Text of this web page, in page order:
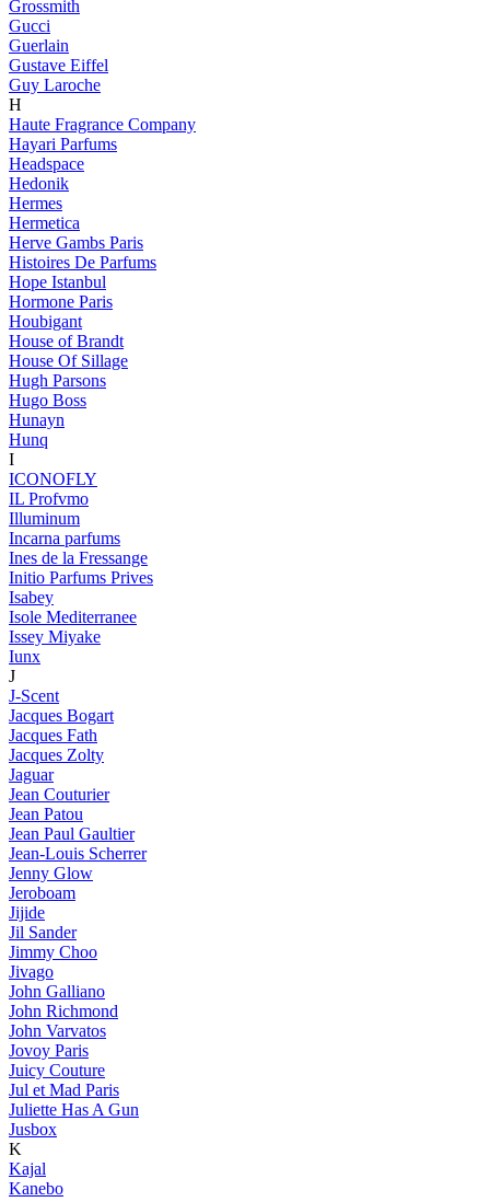
Grossmith
Gucci
Guerlain
Gustave Eiffel
Guy Laroche
H
Haute Fragrance Company
Hayari Parfums
Headspace
Hedonik
Hermes
Hermetica
Herve Gambs Paris
Histoires De Parfums
Hope Istanbul
Hormone Paris
Houbigant
House of Brandt
House Of Sillage
Hugh Parsons
Hugo Boss
Hunayn
Hunq
I
ICONOFLY
IL Profvmo
Illuminum
Incarna parfums
Ines de la Fressange
Initio Parfums Prives
Isabey
Isole Mediterranee
Issey Miyake
Iunx
J
J-Scent
Jacques Bogart
Jacques Fath
Jacques Zolty
Jaguar
Jean Couturier
Jean Patou
Jean Paul Gaultier
Jean-Louis Scherrer
Jenny Glow
Jeroboam
Jijide
Jil Sander
Jimmy Choo
Jivago
John Galliano
John Richmond
John Varvatos
Jovoy Paris
Juicy Couture
Jul et Mad Paris
Juliette Has A Gun
Jusbox
K
Kajal
Kanebo